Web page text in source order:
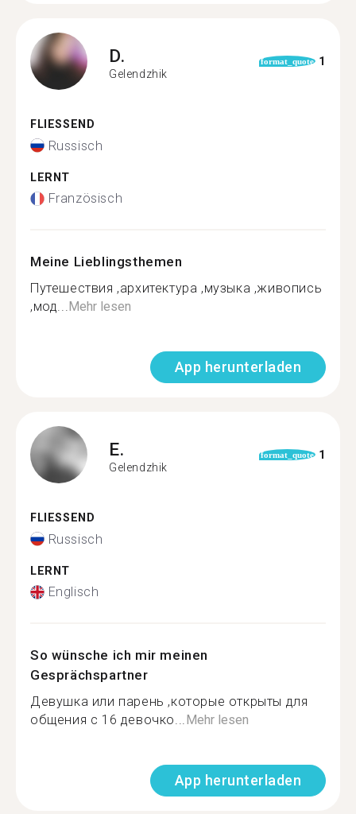
D.
Gelendzhik
format_quote 1
FLIESSEND
Russisch
LERNT
Französisch
Meine Lieblingsthemen
Путешествия ,архитектура ,музыка ,живопись
,мод...Mehr lesen
App herunterladen
E.
Gelendzhik
format_quote 1
FLIESSEND
Russisch
LERNT
Englisch
So wünsche ich mir meinen
Gesprächspartner
Девушка или парень ,которые открыты для
общения с 16 девочко...Mehr lesen
App herunterladen